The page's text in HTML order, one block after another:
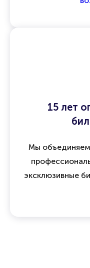
15 лет
Мы объединяем
эксклюзивные